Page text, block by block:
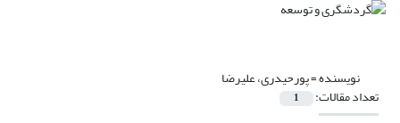
نویسنده =پورحیدری، علیرضا
تعداد مقالات: 1